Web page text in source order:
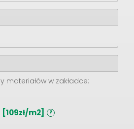
materiałów w zakładce:
m2] ?